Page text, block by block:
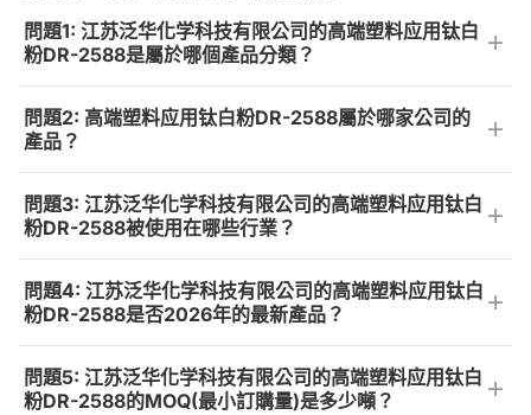
問題1: 江苏泛华化学科技有限公司的高端塑料应用钛白
粉DR-2588是屬於哪個產品分類？
問題2: 高端塑料应用钛白粉DR-2588屬於哪家公司的
產品？
問題3: 江苏泛华化学科技有限公司的高端塑料应用钛白
粉DR-2588被使用在哪些行業？
問題4: 江苏泛华化学科技有限公司的高端塑料应用钛白
粉DR-2588是否2026年的最新產品？
問題5: 江苏泛华化学科技有限公司的高端塑料应用钛白
粉DR-2588的MOQ(最小訂購量)是多少噸？